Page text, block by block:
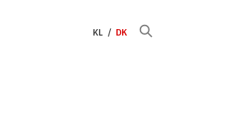
KL DK